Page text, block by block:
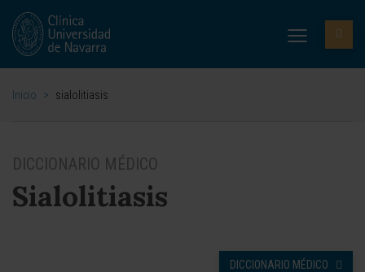
Inicio > sialolitiasis
DICCIONARIO MÉDICO
Sialolitiasis
DICCIONARIO MÉDICO